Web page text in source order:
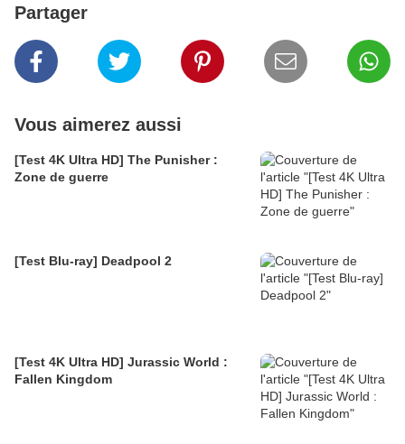
Partager
Vous aimerez aussi
[Test 4K Ultra HD] The Punisher :
Zone de guerre
[Test Blu-ray] Deadpool 2
[Test 4K Ultra HD] Jurassic World :
Fallen Kingdom